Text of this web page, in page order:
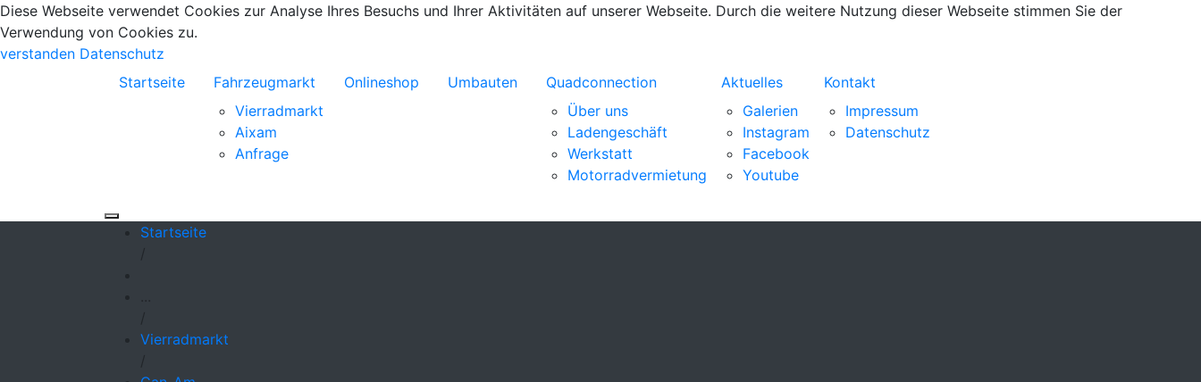
Diese Webseite verwendet Cookies zur Analyse Ihres Besuchs und Ihrer Aktivitäten auf unserer Webseite. Durch die weitere Nutzung dieser Webseite stimmen Sie der
Verwendung von Cookies zu.
verstanden Datenschutz
Startseite
Fahrzeugmarkt
Vierradmarkt
Aixam
Anfrage
Onlineshop Umbauten
Quadconnection
Über uns
Ladengeschäft
Werkstatt
Motorradvermietung
Aktuelles
Galerien
Instagram
Facebook
Youtube
Kontakt
Impressum
Datenschutz
Startseite
/
/
Vierradmarkt
/